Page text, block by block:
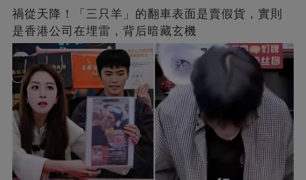
禍從天降！「三只羊」的翻車表面是賣假貨，實則
是香港公司在埋雷，背后暗藏玄機